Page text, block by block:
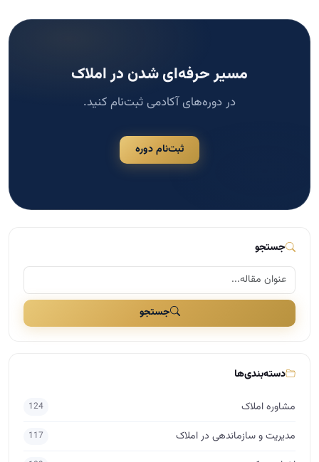
مسیر حرفه‌ای شدن در املاک
در دوره‌های آکادمی ثبت‌نام کنید.
ثبت‌نام دوره
جستجو
جستجو
دسته‌بندی‌ها
مشاوره املاک 124
مدیریت و سازماندهی در املاک 117